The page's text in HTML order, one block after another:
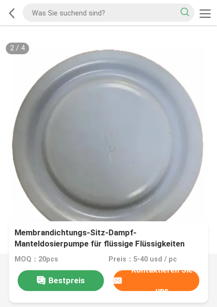
2/ 4
Membrandichtungs-Sitz-Dampf-
Manteldosierpumpe für flüssige Flüssigkeiten
wachsen das Schmelzen ein
MOQ：20pcs Preis：5-40 usd / pc
Bestpreis
Kontaktieren Sie
uns